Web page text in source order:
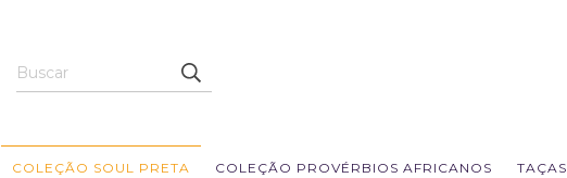
COLEÇÃO SOUL PRETA COLEÇÃO PROVÉRBIOS AFRICANOS TAÇAS